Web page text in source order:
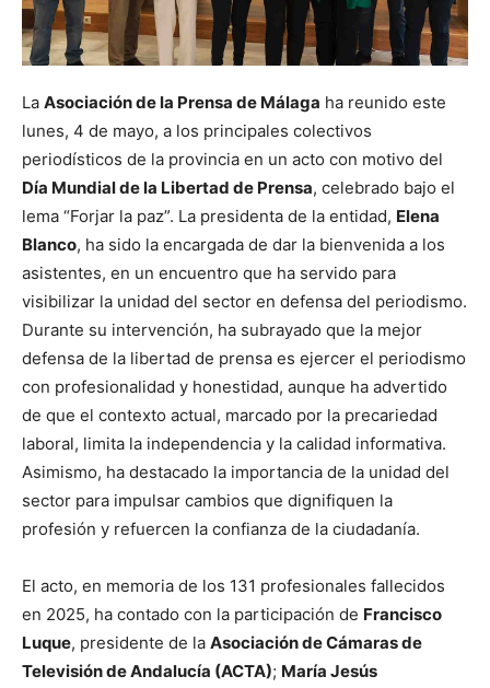
La Asociación de la Prensa de Málaga ha reunido este
lunes, 4 de mayo, a los principales colectivos
periodísticos de la provincia en un acto con motivo del
Día Mundial de la Libertad de Prensa, celebrado bajo el
lema “Forjar la paz”. La presidenta de la entidad, Elena
Blanco, ha sido la encargada de dar la bienvenida a los
asistentes, en un encuentro que ha servido para
visibilizar la unidad del sector en defensa del periodismo.
Durante su intervención, ha subrayado que la mejor
defensa de la libertad de prensa es ejercer el periodismo
con profesionalidad y honestidad, aunque ha advertido
de que el contexto actual, marcado por la precariedad
laboral, limita la independencia y la calidad informativa.
Asimismo, ha destacado la importancia de la unidad del
sector para impulsar cambios que dignifiquen la
profesión y refuercen la confianza de la ciudadanía.
El acto, en memoria de los 131 profesionales fallecidos
en 2025, ha contado con la participación de Francisco
Luque, presidente de la Asociación de Cámaras de
Televisión de Andalucía (ACTA); María Jesús